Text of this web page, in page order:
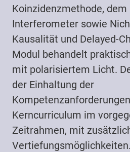
Koinzidenzmethode,
Interferometer sowie
Kausalität und Delayed-
Modul behandelt
mit polarisiertem Licht.
der Einhaltung der
Kerncurriculum im
Zeitrahmen, mit
Vertiefungsmöglichkeiten.